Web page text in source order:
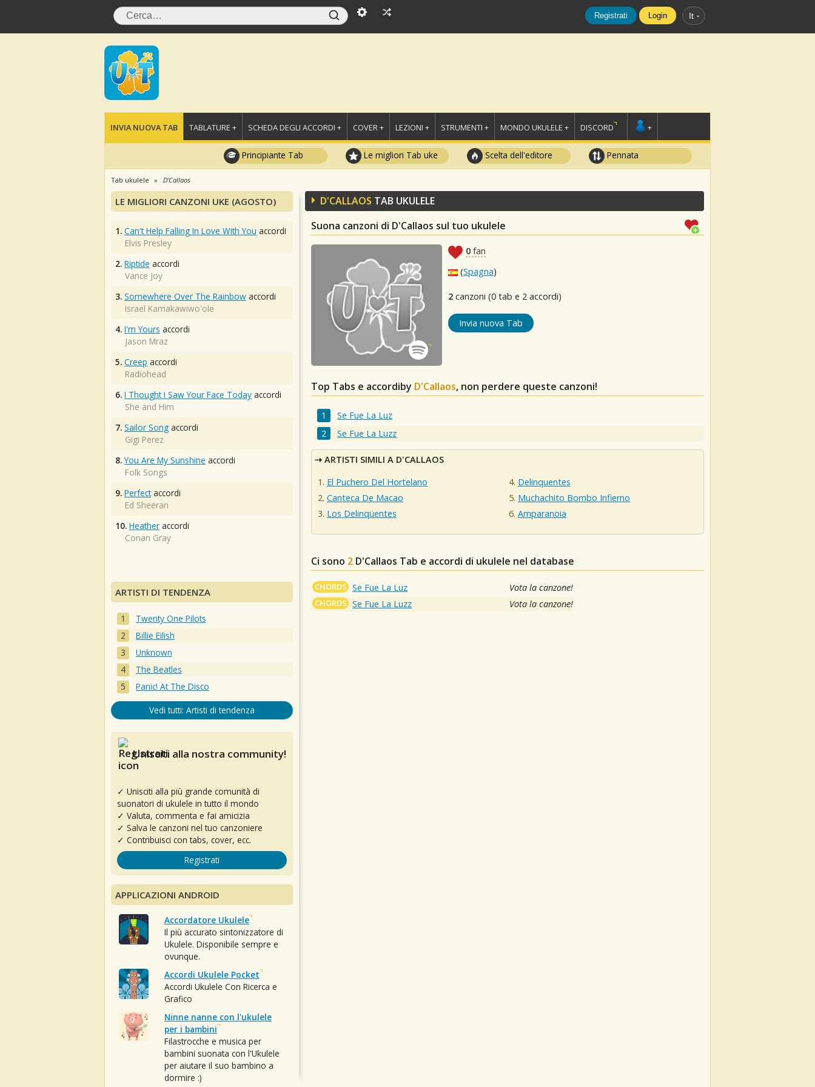
Registrati Login It
INVIA NUOVA TAB TABLATURE + SCHEDA DEGLI ACCORDI + COVER + LEZIONI + STRUMENTI + MONDO UKULELE + DISCORD +
Principiante Tab Le migliori Tab uke Scelta dell'editore Pennata
Tab ukulele D'Callaos
D'CALLAOS TAB UKULELE
Suona canzoni di D'Callaos sul tuo ukulele
0 fan
(Spagna)
2 canzoni (0 tab e 2 accordi)
Invia nuova Tab
Top Tabs e accordiby D'Callaos, non perdere queste canzoni!
Se Fue La Luz
Se Fue La Luzz
ARTISTI SIMILI A D'CALLAOS
El Puchero Del Hortelano
Canteca De Macao
Los Delinqüentes
Delinquentes
Muchachito Bombo Infierno
Amparanoia
Ci sono 2 D'Callaos Tab e accordi di ukulele nel database
CHORDS Se Fue La Luz Vota la canzone!
CHORDS Se Fue La Luzz Vota la canzone!
LE MIGLIORI CANZONI UKE (AGOSTO)
1. Can't Help Falling In Love With You accordi
Elvis Presley
2. Riptide accordi
Vance Joy
3. Somewhere Over The Rainbow accordi
Israel Kamakawiwo'ole
4. I'm Yours accordi
Jason Mraz
5. Creep accordi
Radiohead
6. I Thought I Saw Your Face Today accordi
She and Him
7. Sailor Song accordi
Gigi Perez
8. You Are My Sunshine accordi
Folk Songs
9. Perfectaccordi
Ed Sheeran
10. Heather accordi
Conan Gray
ARTISTI DI TENDENZA
Twenty One Pilots
Billie Eilish
Unknown
The Beatles
Panic! At The Disco
Vedi tutti: Artisti di tendenza
Unisciti alla nostra community!
✓ Unisciti alla più grande comunità di
suonatori di ukulele in tutto il mondo
✓ Valuta, commenta e fai amicizia
✓ Salva le canzoni nel tuo canzoniere
✓ Contribuisci con tabs, cover, ecc.
Registrati
APPLICAZIONI ANDROID
Accordatore Ukulele
Il più accurato sintonizzatore di
Ukulele. Disponibile sempre e
ovunque.
Accordi Ukulele Pocket
Accordi Ukulele Con Ricerca e
Grafico
Ninne nanne con l'ukulele
per i bambini
Filastrocche e musica per
bambini suonata con l'Ukulele
per aiutare il suo bambino a
dormire :)